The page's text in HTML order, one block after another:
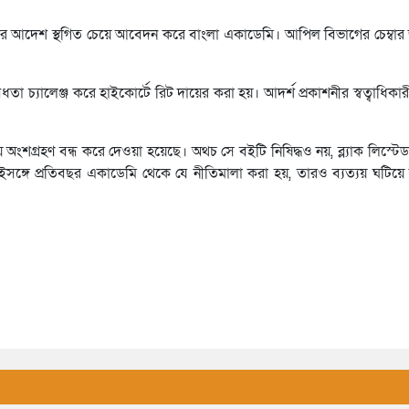
আদেশ স্থগিত চেয়ে আবেদন করে বাংলা একাডেমি। আপিল বিভাগের
চ্যালেঞ্জ করে হাইকোর্টে রিট দায়ের করা হয়। আদর্শ প্রকাশনীর
বন্ধ করে দেওয়া হয়েছে। অথচ সে বইটি নিষিদ্ধও নয়, ব্ল্যাক
প্রতিবছর একাডেমি থেকে যে নীতিমালা করা হয়, তারও ব্যত্যয় ঘটিয়ে